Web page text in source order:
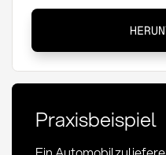
Definition,
Methoden
und
Bedeutung
Praxisbeispiel